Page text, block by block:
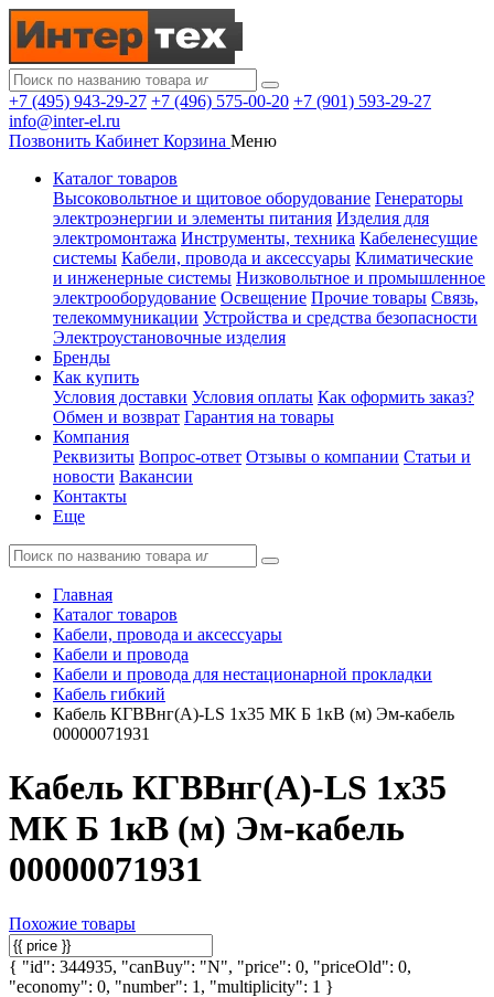
+7 (495) 943-29-27 +7 (496) 575-00-20 +7 (901) 593-29-27
info@inter-el.ru
Позвонить Кабинет Корзина Меню
Каталог товаров
Высоковольтное и щитовое оборудование Генераторы
электроэнергии и элементы питания Изделия для
электромонтажа Инструменты, техника Кабеленесущие
системы Кабели, провода и аксессуары Климатические
и инженерные системы Низковольтное и промышленное
электрооборудование Освещение Прочие товары Связь,
телекоммуникации Устройства и средства безопасности
Электроустановочные изделия
Бренды
Как купить
Условия доставки Условия оплаты Как оформить заказ?
Обмен и возврат Гарантия на товары
Компания
Реквизиты Вопрос-ответ Отзывы о компании Статьи и
новости Вакансии
Контакты
Еще
Главная
Каталог товаров
Кабели, провода и аксессуары
Кабели и провода
Кабели и провода для нестационарной прокладки
Кабель гибкий
Кабель КГВВнг(А)-LS 1х35 МК Б 1кВ (м) Эм-кабель
00000071931
Кабель КГВВнг(А)-LS 1х35
МК Б 1кВ (м) Эм-кабель
00000071931
Похожие товары
{ "id": 344935, "canBuy": "N", "price": 0, "priceOld": 0,
"economy": 0, "number": 1, "multiplicity": 1 }